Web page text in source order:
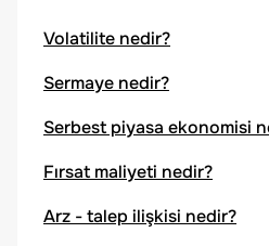
Volatilite nedir?
Sermaye nedir?
Serbest piyasa ekonomisi
Fırsat maliyeti nedir?
Arz - talep ilişkisi nedir?